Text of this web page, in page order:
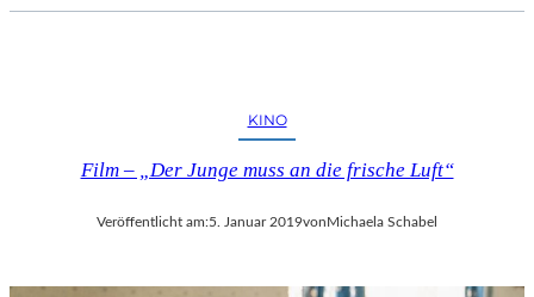
KINO
Film – „Der Junge muss an die frische Luft“
Veröffentlicht am:5. Januar 2019vonMichaela Schabel